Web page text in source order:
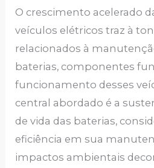
O crescimento acelerado
veículos elétricos traz à
relacionados à
baterias, componentes
funcionamento desses
central abordado é a
de vida das baterias,
eficiência em sua
impactos ambientais